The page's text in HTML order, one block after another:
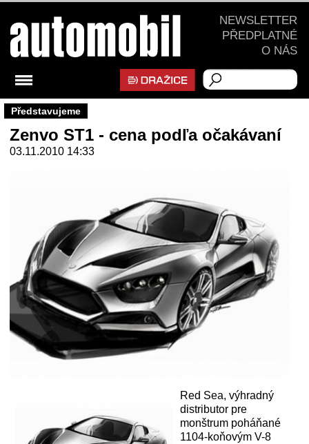
Představujeme
Zenvo ST1 - cena podľa očakávaní
03.11.2010 14:33
Red Sea, výhradný
distributor pre
monštrum poháňané
1104-koňovým V-8
NEWSLETTER
PŘEDPLATNÉ
O NÁS